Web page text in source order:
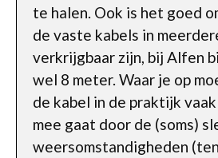
te halen. Ook is het goed
de vaste kabels in
verkrijgbaar zijn, bij Alfen
wel 8 meter. Waar je op
de kabel in de praktijk
mee gaat door de (soms)
weersomstandigheden